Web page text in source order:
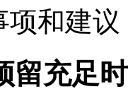
项和建议
留充足